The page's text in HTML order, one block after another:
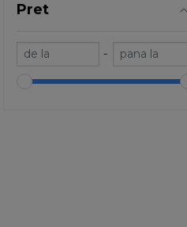
Pret
-